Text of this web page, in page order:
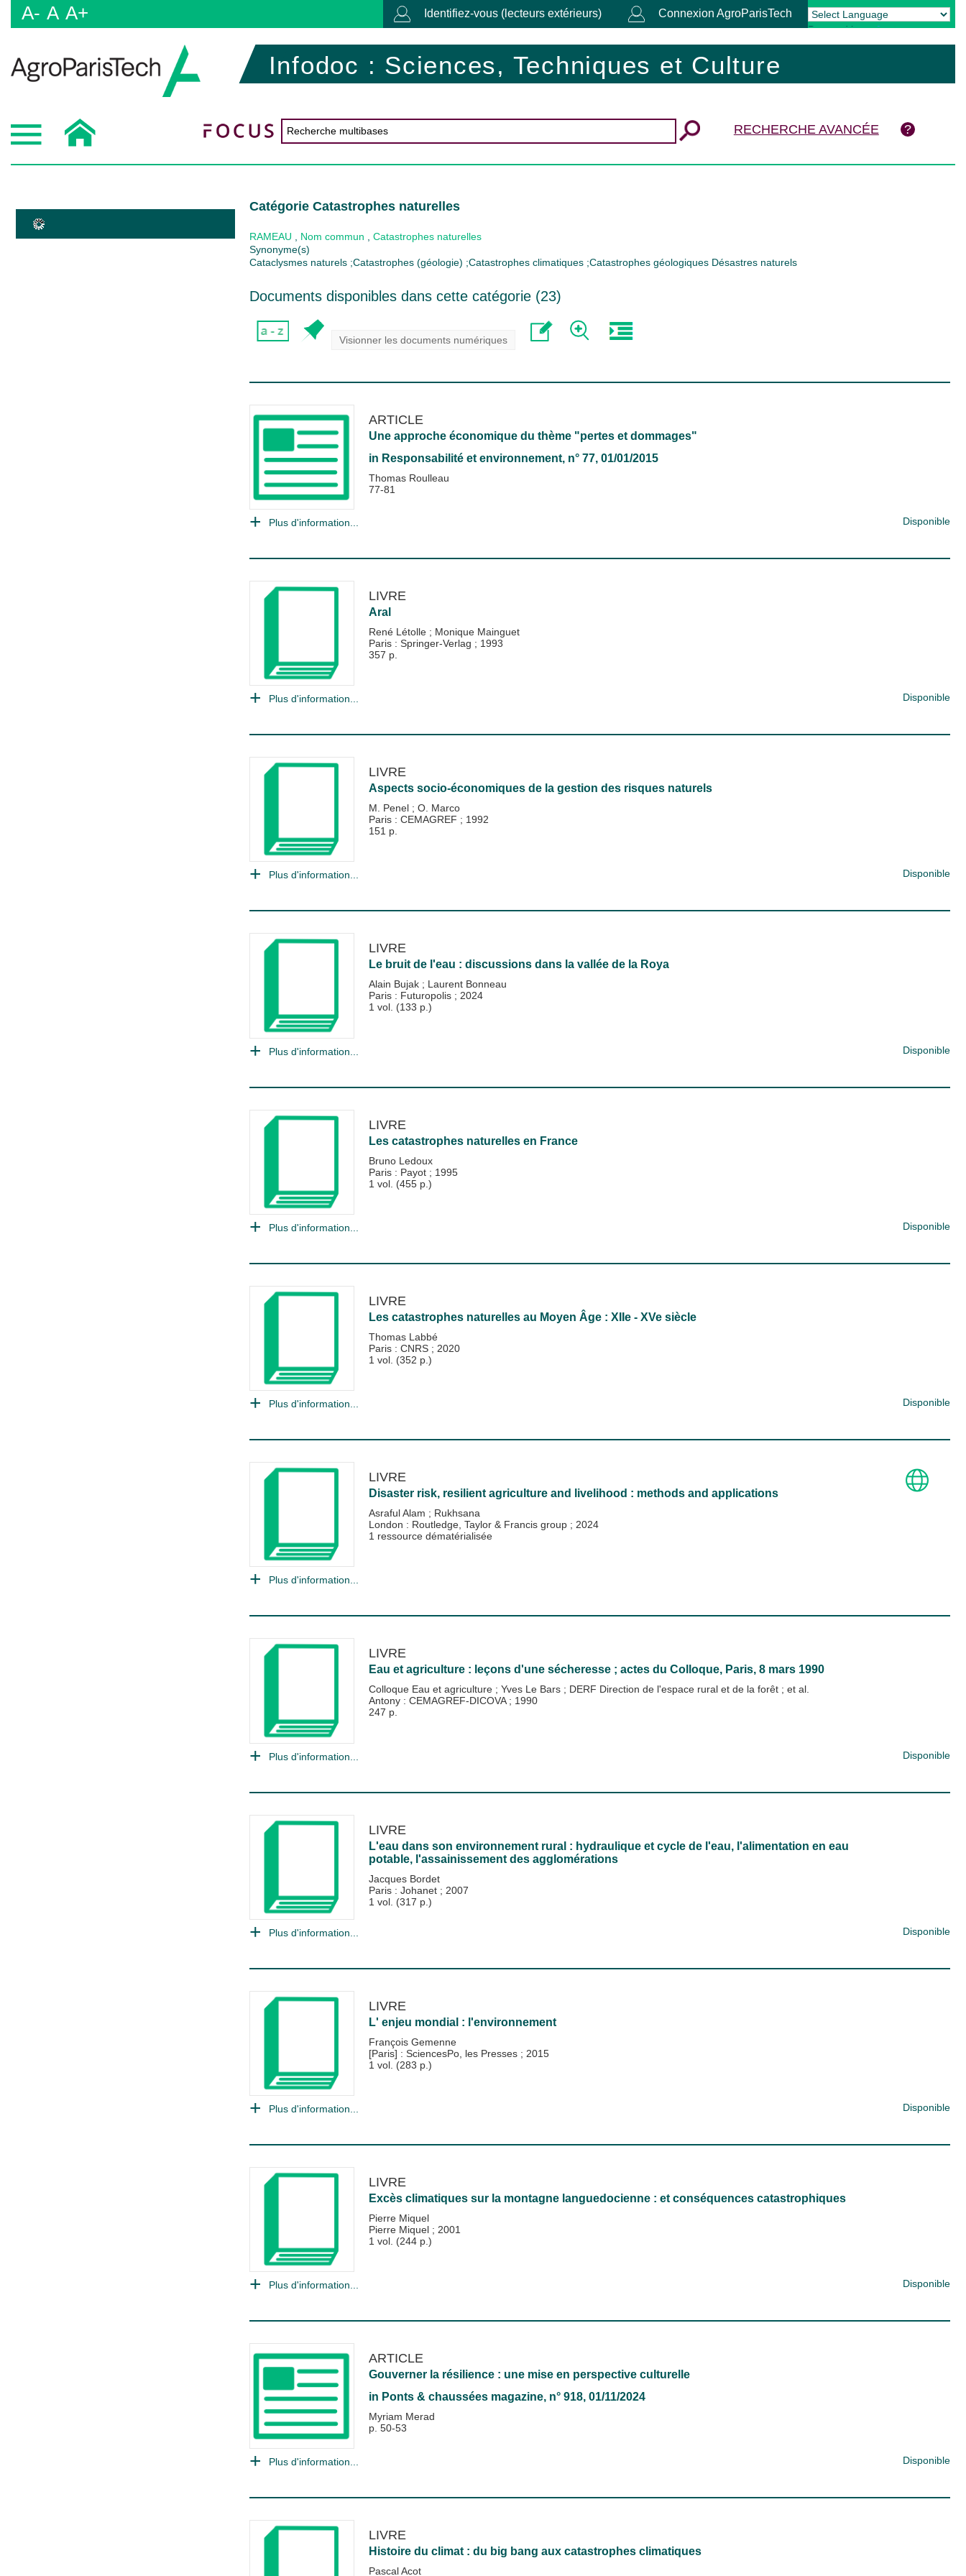
A- A A+ Identifiez-vous (lecteurs extérieurs) Connexion AgroParisTech
Powered by Translate
Infodoc : Sciences, Techniques et Culture
RECHERCHE AVANCÉE
Catégorie Catastrophes naturelles
RAMEAU Nom commun
Catastrophes naturelles
Synonyme(s)
Cataclysmes naturels ;Catastrophes (géologie) ;Catastrophes climatiques ;Catastrophes géologiques Désastres naturels
Documents disponibles dans cette catégorie (23)
Visionner les documents numériques
ARTICLE
Une approche économique du thème "pertes et dommages"
in Responsabilité et environnement, n° 77, 01/01/2015
Thomas Roulleau
77-81
Plus d'information... Disponible
LIVRE
Aral
René Létolle ; Monique Mainguet
Paris : Springer-Verlag ; 1993
357 p.
Plus d'information... Disponible
LIVRE
Aspects socio-économiques de la gestion des risques naturels
M. Penel ; O. Marco
Paris : CEMAGREF ; 1992
151 p.
Plus d'information... Disponible
LIVRE
Le bruit de l'eau : discussions dans la vallée de la Roya
Alain Bujak ; Laurent Bonneau
Paris : Futuropolis ; 2024
1 vol. (133 p.)
Plus d'information... Disponible
LIVRE
Les catastrophes naturelles en France
Bruno Ledoux
Paris : Payot ; 1995
1 vol. (455 p.)
Plus d'information... Disponible
LIVRE
Les catastrophes naturelles au Moyen Âge : XIIe - XVe siècle
Thomas Labbé
Paris : CNRS ; 2020
1 vol. (352 p.)
Plus d'information... Disponible
LIVRE
Disaster risk, resilient agriculture and livelihood : methods and applications
Asraful Alam ; Rukhsana
London : Routledge, Taylor & Francis group ; 2024
1 ressource dématérialisée
Plus d'information...
LIVRE
Eau et agriculture : leçons d'une sécheresse ; actes du Colloque, Paris, 8 mars 1990
Colloque Eau et agriculture ; Yves Le Bars ; DERF Direction de l'espace rural et de la forêt ; et al.
Antony : CEMAGREF-DICOVA; 1990
247 p.
Plus d'information... Disponible
LIVRE
L'eau dans son environnement rural : hydraulique et cycle de l'eau, l'alimentation en eau
potable, l'assainissement des agglomérations
Jacques Bordet
Paris : Johanet ; 2007
1 vol. (317 p.)
Plus d'information... Disponible
LIVRE
L' enjeu mondial : l'environnement
François Gemenne
[Paris] : SciencesPo, les Presses ; 2015
1 vol. (283 p.)
Plus d'information... Disponible
LIVRE
Excès climatiques sur la montagne languedocienne : et conséquences catastrophiques
Pierre Miquel
Pierre Miquel ; 2001
1 vol. (244 p.)
Plus d'information... Disponible
ARTICLE
Gouverner la résilience : une mise en perspective culturelle
in Ponts & chaussées magazine, n° 918, 01/11/2024
Myriam Merad
p. 50-53
Plus d'information... Disponible
LIVRE
Histoire du climat : du big bang aux catastrophes climatiques
Pascal Acot